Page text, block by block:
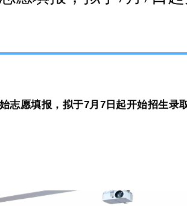
志愿填报，拟于7月7日起开始招生录